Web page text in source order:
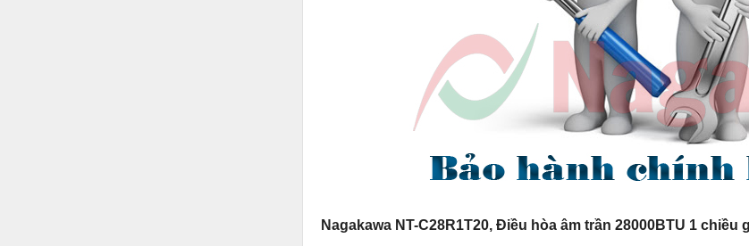
Nagakawa NT-C28R1T20, Điều hòa âm trần 28000BTU 1 chiều